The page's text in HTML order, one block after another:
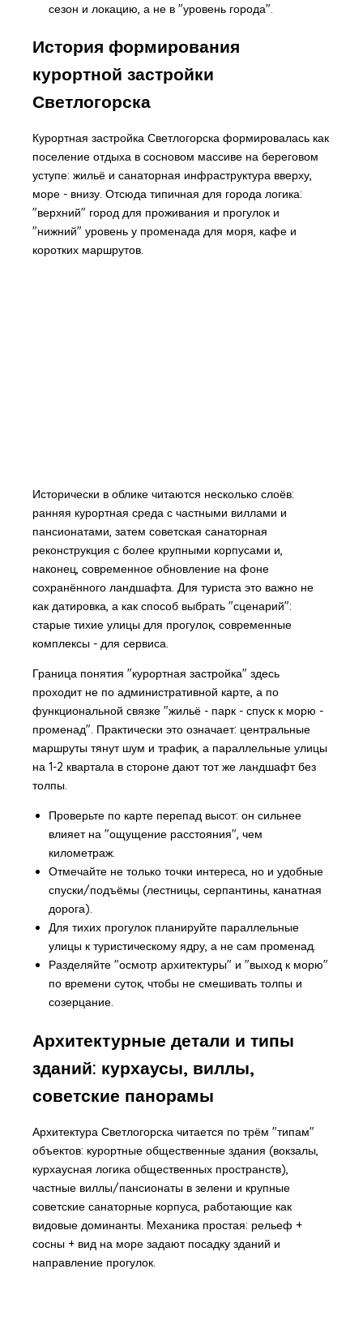
сезон и локацию, а не в "уровень города".
История формирования
курортной застройки
Светлогорска
Курортная застройка Светлогорска формировалась как
поселение отдыха в сосновом массиве на береговом
уступе: жильё и санаторная инфраструктура вверху,
море - внизу. Отсюда типичная для города логика:
"верхний" город для проживания и прогулок и
"нижний" уровень у променада для моря, кафе и
коротких маршрутов.
Исторически в облике читаются несколько слоёв:
ранняя курортная среда с частными виллами и
пансионатами, затем советская санаторная
реконструкция с более крупными корпусами и,
наконец, современное обновление на фоне
сохранённого ландшафта. Для туриста это важно не
как датировка, а как способ выбрать "сценарий":
старые тихие улицы для прогулок, современные
комплексы - для сервиса.
Граница понятия "курортная застройка" здесь
проходит не по административной карте, а по
функциональной связке "жильё - парк - спуск к морю -
променад". Практически это означает: центральные
маршруты тянут шум и трафик, а параллельные улицы
на 1-2 квартала в стороне дают тот же ландшафт без
толпы.
Проверьте по карте перепад высот: он сильнее
влияет на "ощущение расстояния", чем
километраж.
Отмечайте не только точки интереса, но и удобные
спуски/подъёмы (лестницы, серпантины, канатная
дорога).
Для тихих прогулок планируйте параллельные
улицы к туристическому ядру, а не сам променад.
Разделяйте "осмотр архитектуры" и "выход к морю"
по времени суток, чтобы не смешивать толпы и
созерцание.
Архитектурные детали и типы
зданий: курхаусы, виллы,
советские панорамы
Архитектура Светлогорска читается по трём "типам"
объектов: курортные общественные здания (вокзалы,
курхаусная логика общественных пространств),
частные виллы/пансионаты в зелени и крупные
советские санаторные корпуса, работающие как
видовые доминанты. Механика простая: рельеф +
сосны + вид на море задают посадку зданий и
направление прогулок.